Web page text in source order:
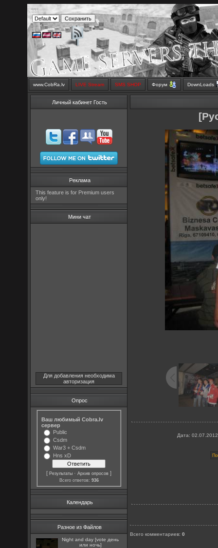
www.CobRa.lv LIVE Stream SMS SHOP Форум DownLoads
Личный кабинет Гость
Реклама
This feature is for Premium users
only!
Мини чат
Для добавления необходима
авторизация
Опрос
Ваш любимый Cobra.lv
сервер
Public
Csdm
War3 + Csdm
Hns xD
[Результаты ·Архив опросов ]
Всего ответов: 936
Календарь
Разное из Файлов
Night and day [vote день
или ночь]
Дата:
Всего комментариев:0